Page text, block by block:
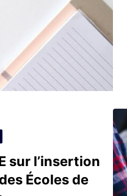
sur l’insertion
Écoles de